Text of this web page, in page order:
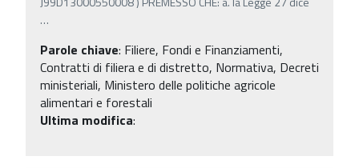
…
Parole chiave: Filiere, Fondi e Finanziamenti,
Contratti di filiera e di distretto, Normativa, Decreti
ministeriali, Ministero delle politiche agricole
alimentari e forestali
Ultima modifica: